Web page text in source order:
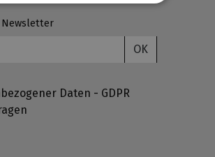
Newsletter
OK
Daten - GDPR